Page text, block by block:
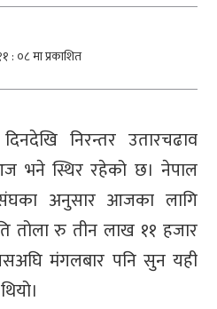
: ०८ मा प्रकाशित
निरन्तर उतारचढाव
भने स्थिर रहेको छ। नेपाल
अनुसार आजका लागि
तोला रु तीन लाख ११ हजार
मंगलबार पनि सुन यही